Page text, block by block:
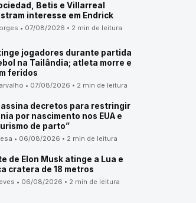
Betis e Villarreal
interesse em Endrick
• 07/08/2026 • 2 min de leitura
jogadores durante partida
na Tailândia; atleta morre e
feridos
• 07/08/2026 • 2 min de leitura
assina decretos para restringir
por nascimento nos EUA e
de parto”
• 06/08/2026 • 2 min de leitura
de Elon Musk atinge a Lua e
cratera de 18 metros
• 06/08/2026 • 2 min de leitura